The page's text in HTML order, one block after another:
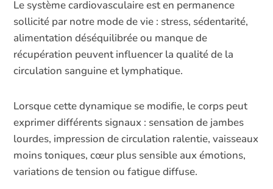
Le système cardiovasculaire est en permanence
sollicité par notre mode de vie : stress, sédentarité,
alimentation déséquilibrée ou manque de
récupération peuvent influencer la qualité de la
circulation sanguine et lymphatique.
Lorsque cette dynamique se modifie, le corps peut
exprimer différents signaux : sensation de jambes
lourdes, impression de circulation ralentie, vaisseaux
moins toniques, cœur plus sensible aux émotions,
variations de tension ou fatigue diffuse.